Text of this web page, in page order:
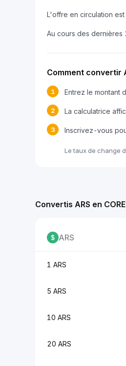
L'offre en circulation est
Au cours des dernières
Comment convertir
1 Entrez le montant
2 La calculatrice
3 Inscrivez-vous
Le taux de change
Convertis ARS en CORE
ARS
1 ARS
5 ARS
10 ARS
20 ARS